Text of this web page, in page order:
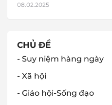
08.02.2025
CHỦ ĐỀ
- Suy niệm hàng ngày
- Xã hội
- Giáo hội-Sống đạo